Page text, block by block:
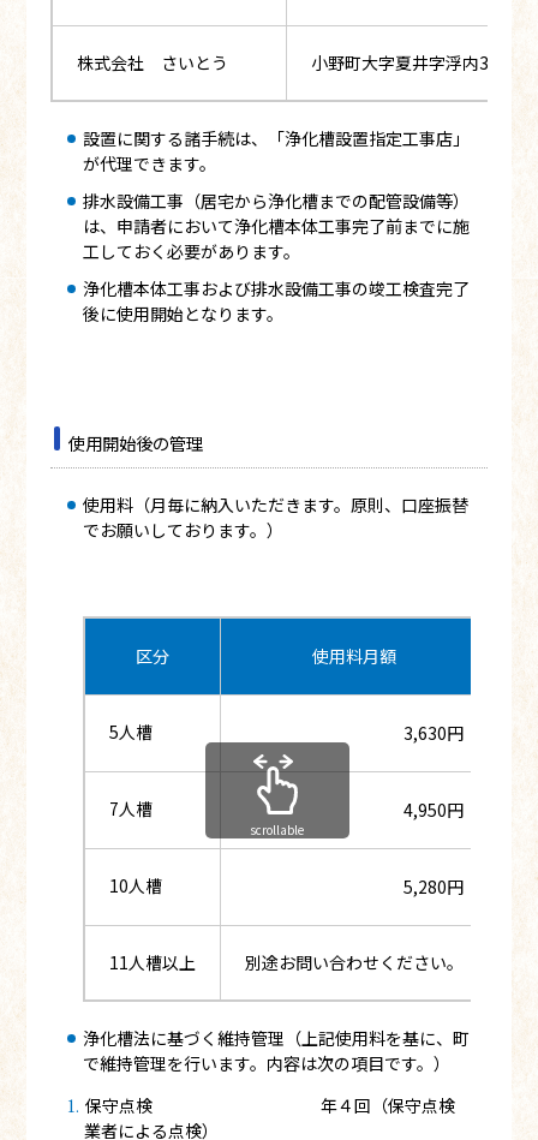
株式会社 さいとう 小野町大字夏井字浮内33番地
設置に関する諸手続は、「浄化槽設置指定工事店」
が代理できます。
排水設備工事（居宅から浄化槽までの配管設備等）
は、申請者において浄化槽本体工事完了前までに施
工しておく必要があります。
浄化槽本体工事および排水設備工事の竣工検査完了
後に使用開始となります。
使用開始後の管理
使用料（月毎に納入いただきます。原則、口座振替
でお願いしております。）
区分 使用料月額
5人槽 3,630円
7人槽 4,950円
10人槽 5,280円
11人槽以上 別途お問い合わせください。
scrollable
浄化槽法に基づく維持管理（上記使用料を基に、町
で維持管理を行います。内容は次の項目です。）
保守点検 年４回（保守点検
業者による点検）